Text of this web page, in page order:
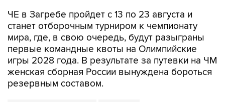
ЧЕ в Загребе пройдет с 13 по 23 августа и
станет отборочным турниром к чемпионату
мира, где, в свою очередь, будут разыграны
первые командные квоты на Олимпийские
игры 2028 года. В результате за путевки на ЧМ
женская сборная России вынуждена бороться
резервным составом.